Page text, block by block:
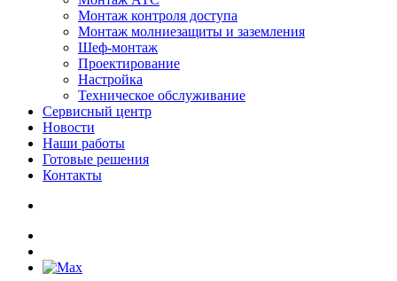
Монтаж контроля доступа
Монтаж молниезащиты и заземления
Шеф-монтаж
Проектирование
Настройка
Техническое обслуживание
Сервисный центр
Новости
Наши работы
Готовые решения
Контакты